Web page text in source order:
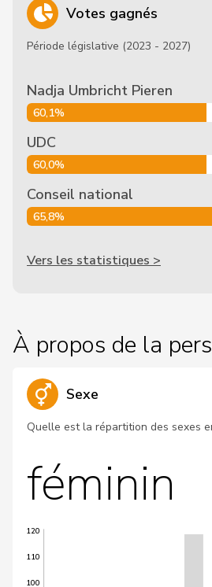
Votes gagnés
Période législative (2023 - 2027)
Nadja Umbricht Pieren
60,1%
UDC
60,0%
Conseil national
65,8%
Vers les statistiques >
À propos de la
Sexe
Quelle est la répartition des sexes
féminin
100
110
120